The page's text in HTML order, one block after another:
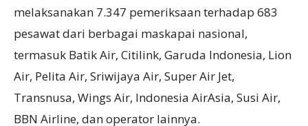
melaksanakan 7.347 pemeriksaan terhadap 683
pesawat dari berbagai maskapai nasional,
termasuk Batik Air, Citilink, Garuda Indonesia, Lion
Air, Pelita Air, Sriwijaya Air, Super Air Jet,
Transnusa, Wings Air, Indonesia AirAsia, Susi Air,
BBN Airline, dan operator lainnya.